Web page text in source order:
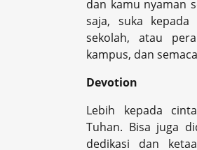
dan kamu nyaman
saja, suka
sekolah, atau
kampus, dan
Devotion
Lebih kepada
Tuhan. Bisa juga
dedikasi dan